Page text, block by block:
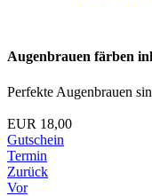
Augenbrauen färben
Perfekte Augenbrauen
EUR 18,00
Gutschein
Termin
Zurück
Vor